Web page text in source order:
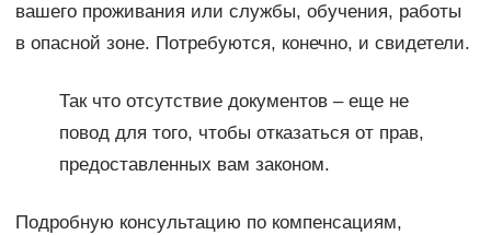
вашего проживания или службы, обучения, работы
в опасной зоне. Потребуются, конечно, и свидетели.
Так что отсутствие документов – еще не
повод для того, чтобы отказаться от прав,
предоставленных вам законом.
Подробную консультацию по компенсациям,